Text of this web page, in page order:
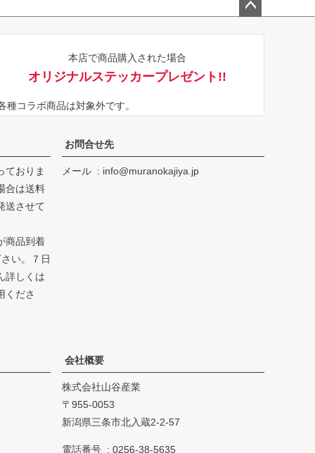
本店で商品購入された場合
オリジナルステッカープレゼント!!
種コラボ商品は対象外です。
ておりま
合は送料
送させて
商品到着
い。７日
詳しくは
くださ
お問合せ先
メール info@muranokajiya.jp
会社概要
株式会社山谷産業
955-0053
新潟県三条市北入蔵2-2-57
電話番号 0256-38-5635